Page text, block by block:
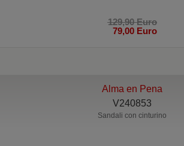
129,90 Euro
79,00 Euro
Alma en Pena
V240853
Sandali con cinturino